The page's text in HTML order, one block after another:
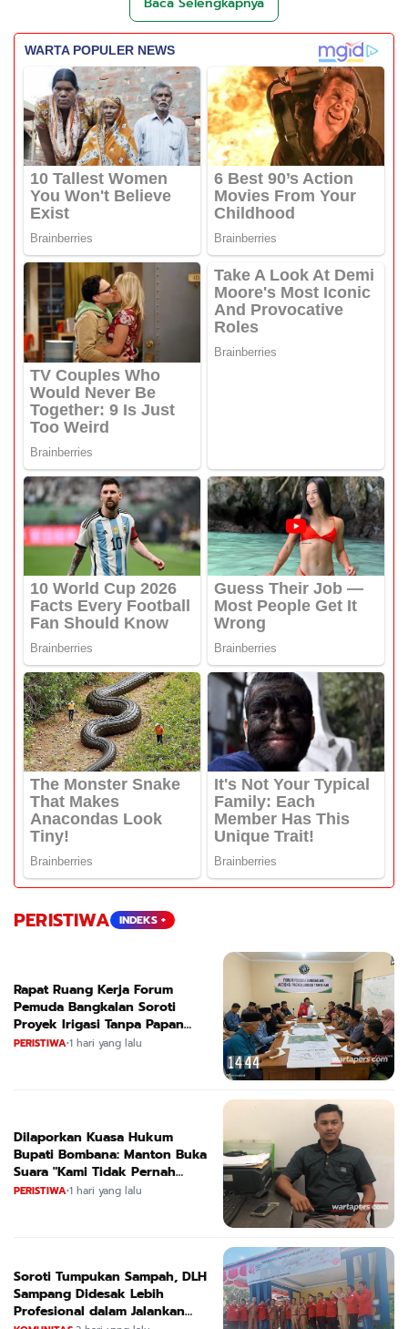
PERISTIWA INDEKS +
Rapat Ruang Kerja Forum
Pemuda Bangkalan Soroti
Proyek Irigasi Tanpa Papan
Nama
PERISTIWA•1 hari yang lalu
Dilaporkan Kuasa Hukum
Bupati Bombana: Manton Buka
Suara "Kami Tidak Pernah
Menutup Ruang Hak Jawab"
PERISTIWA•1 hari yang lalu
Soroti Tumpukan Sampah, DLH
Sampang Didesak Lebih
Profesional dalam Jalankan